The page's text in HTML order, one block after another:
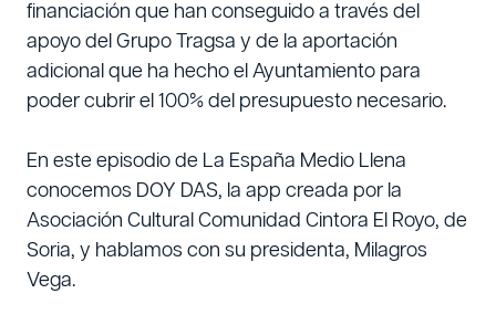
financiación que han conseguido a través del
apoyo del Grupo Tragsa y de la aportación
adicional que ha hecho el Ayuntamiento para
poder cubrir el 100% del presupuesto necesario.
En este episodio de La España Medio Llena
conocemos DOY DAS, la app creada por la
Asociación Cultural Comunidad Cintora El Royo, de
Soria, y hablamos con su presidenta, Milagros
Vega.